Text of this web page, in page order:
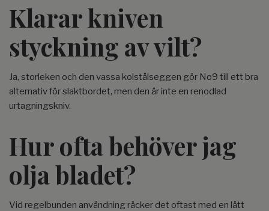
Klarar kniven
styckning av vilt?
Ja, storleken och den vassa kolstålseggen gör No9 till ett bra
alternativ för slaktbordet, men den är inte en renodlad
urtagningskniv.
Hur ofta behöver jag
olja bladet?
Vid regelbunden användning räcker det oftast med en lätt